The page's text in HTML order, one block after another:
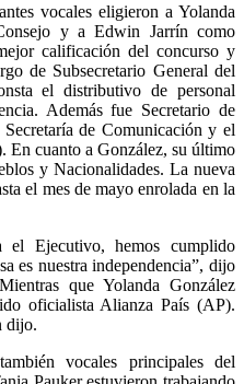
vocales eligieron a Yolanda
y a Edwin Jarrín como
calificación del concurso y
de Subsecretario General del
el distributivo de personal
Además fue Secretario de
de Comunicación y el
cuanto a González, su último
y Nacionalidades. La nueva
el mes de mayo enrolada en la
el Ejecutivo, hemos cumplido
es nuestra independencia”, dijo
que Yolanda González
oficialista Alianza País (AP).
dijo.
vocales principales del